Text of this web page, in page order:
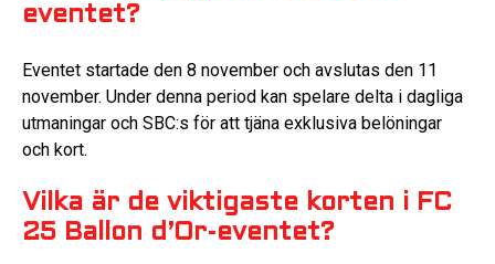
eventet?
Eventet startade den 8 november och avslutas den 11
november. Under denna period kan spelare delta i dagliga
utmaningar och SBC:s för att tjäna exklusiva belöningar
och kort.
Vilka är de viktigaste korten i FC
25 Ballon d’Or-eventet?